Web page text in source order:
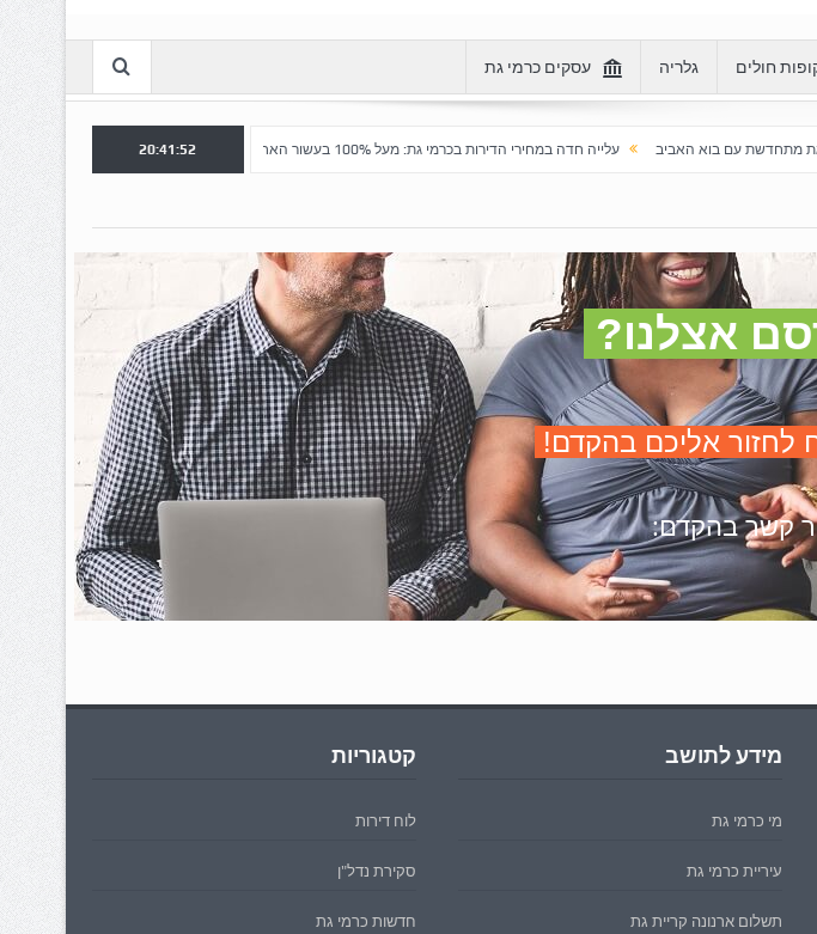
חולים גלריה עסקים כרמי גת
עם בוא האביב עלייה חדה במחירי הדירות בכרמי גת: מעל 100% בעשור האחרון הצלחה לשלב א' ברובע "כרמי הפארק":
20:41:53
אצלנו?
לחזור אליכם בהקדם!
קשר בהקדם:
מידע לתושב
מי כרמי גת
עיריית כרמי גת
תשלום ארנונה קריית גת
קטגוריות
לוח דירות
סקירת נדל"ן
חדשות כרמי גת